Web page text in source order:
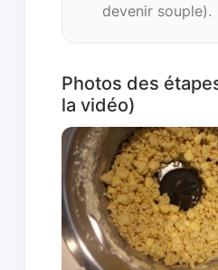
devenir souple).
Photos des
la vidéo)